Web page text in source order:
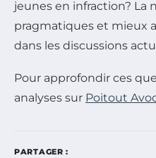
jeunes en infraction? La
pragmatiques et mieux
dans les discussions
Pour approfondir ces
analyses sur Poitout
PARTAGER :